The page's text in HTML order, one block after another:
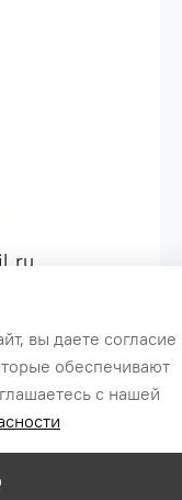
продаж бренда Jogel
вы даете согласие
обеспечивают
с нашей
3